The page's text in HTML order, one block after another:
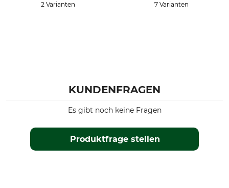
2 Varianten 7 Varianten
KUNDENFRAGEN
Produktfrage stellen
Es gibt noch keine Fragen